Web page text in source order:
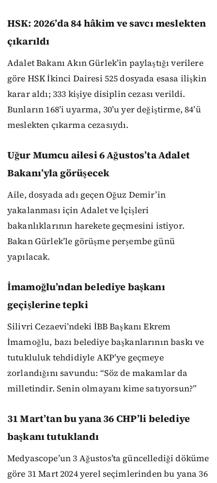
HSK: 2026’da 84 hâkim ve savcı meslekten
çıkarıldı
Adalet Bakanı Akın Gürlek’in paylaştığı verilere
göre HSK İkinci Dairesi 525 dosyada esasa ilişkin
karar aldı; 333 kişiye disiplin cezası verildi.
Bunların 168’i uyarma, 30’u yer değiştirme, 84’ü
meslekten çıkarma cezasıydı.
Uğur Mumcu ailesi 6 Ağustos’ta Adalet
Bakanı’yla görüşecek
Aile, dosyada adı geçen Oğuz Demir’in
yakalanması için Adalet ve İçişleri
bakanlıklarının harekete geçmesini istiyor.
Bakan Gürlek’le görüşme perşembe günü
yapılacak.
İmamoğlu’ndan belediye başkanı
geçişlerine tepki
Silivri Cezaevi’ndeki İBB Başkanı Ekrem
İmamoğlu, bazı belediye başkanlarının baskı ve
tutukluluk tehdidiyle AKP’ye geçmeye
zorlandığını savundu: “Söz de makamlar da
milletindir. Senin olmayanı kime satıyorsun?”
31 Mart’tan bu yana 36 CHP’li belediye
başkanı tutuklandı
Medyascope’un 3 Ağustos’ta güncellediği döküme
göre 31 Mart 2024 yerel seçimlerinden bu yana 36